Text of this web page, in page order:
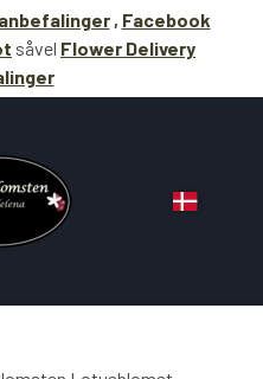
, Facebook
såvel Flower Delivery